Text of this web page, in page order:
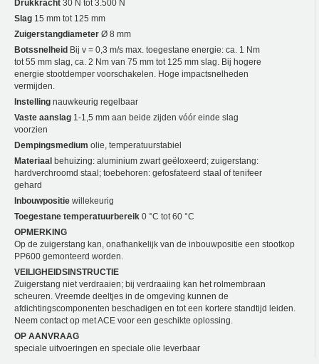
Drukkracht 30 N tot 3.500 N
Slag 15 mm tot 125 mm
Zuigerstangdiameter Ø 8 mm
Botssnelheid Bij v = 0,3 m/s max. toegestane energie: ca. 1 Nm
tot 55 mm slag, ca. 2 Nm van 75 mm tot 125 mm slag. Bij hogere
energie stootdemper voorschakelen. Hoge impactsnelheden
vermijden.
Instelling nauwkeurig regelbaar
Vaste aanslag 1-1,5 mm aan beide zijden vóór einde slag
voorzien
Dempingsmedium olie, temperatuurstabiel
Materiaal behuizing: aluminium zwart geëloxeerd; zuigerstang:
hardverchroomd staal; toebehoren: gefosfateerd staal of tenifeer
gehard
Inbouwpositie willekeurig
Toegestane temperatuurbereik 0 °C tot 60 °C
OPMERKING
Op de zuigerstang kan, onafhankelijk van de inbouwpositie een stootkop
PP600 gemonteerd worden.
VEILIGHEIDSINSTRUCTIE
Zuigerstang niet verdraaien; bij verdraaiing kan het rolmembraan
scheuren. Vreemde deeltjes in de omgeving kunnen de
afdichtingscomponenten beschadigen en tot een kortere standtijd leiden.
Neem contact op met ACE voor een geschikte oplossing.
OP AANVRAAG
speciale uitvoeringen en speciale olie leverbaar